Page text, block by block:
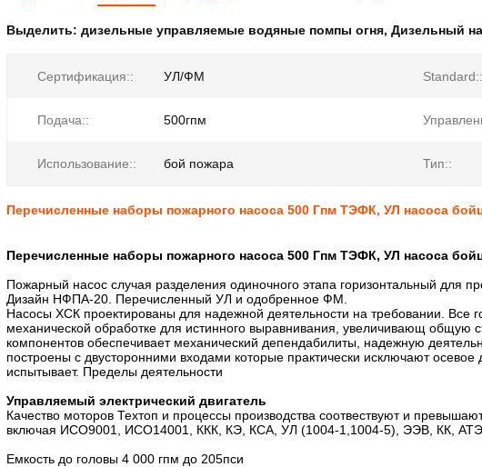
Выделить: дизельные управляемые водяные помпы огня, Дизельный
Сертификация:: УЛ/ФМ Standard::
Подача:: 500гпм
Использование:: бой пожара Тип::
Перечисленные наборы пожарного насоса 500 Гпм ТЭФК, УЛ насоса
Перечисленные наборы пожарного насоса 500 Гпм ТЭФК, УЛ насоса
Пожарный насос случая разделения одиночного этапа горизонтальный для
Дизайн НФПА-20. Перечисленный УЛ и одобренное ФМ.
Насосы ХСК проектированы для надежной деятельности на требовании. Все
механической обработке для истинного выравнивания, увеличивающ общую
компонентов обеспечивает механический депендабилиты, надежную
построены с двусторонними входами которые практически исключают
испытывает. Пределы деятельности
Управляемый электрический двигатель
Качество моторов Техтоп и процессы производства соотвествуют и
включая ИСО9001, ИСО14001, ККК, КЭ, КСА, УЛ (1004-1,1004-5), ЭЭВ, КК,
Емкость до головы 4 000 гпм до 205пси